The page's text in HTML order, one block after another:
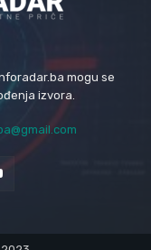
mogu se
izvora.